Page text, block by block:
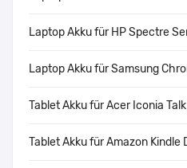
Laptop Akku für HP Spectre
Laptop Akku für Samsung
Tablet Akku für Acer Iconia
Tablet Akku für Amazon Kindle